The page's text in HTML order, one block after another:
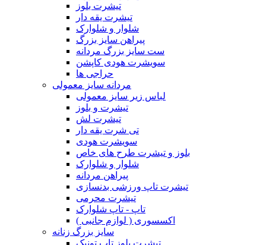
تیشرت بلوز
تیشرت یقه دار
شلوار و شلوارک
پیراهن سایز بزرگ
ست سایز بزرگ مردانه
سویشرت هودی کاپشن
حراجی ها
مردانه سایز معمولی
لباس زیر سایز معمولی
تیشرت و بلوز
تیشرت لش
تی شرت یقه دار
سویشرت هودی
بلوز و تیشرت طرح های خاص
شلوار و شلوارک
پیراهن مردانه
تیشرت تاپ ورزشی بدنسازی
تیشرت محرمی
تاپ - تاپ شلوارک
اکسسوری ( لوازم جانبی )
سایز بزرگ زنانه